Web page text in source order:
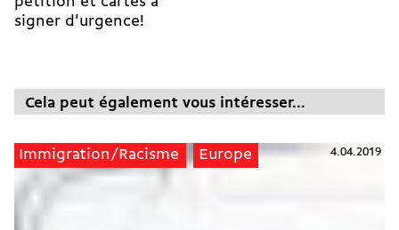
signer d'urgence!
Cela peut également vous intéresser...
Immigration/Racisme Europe 4.04.2019